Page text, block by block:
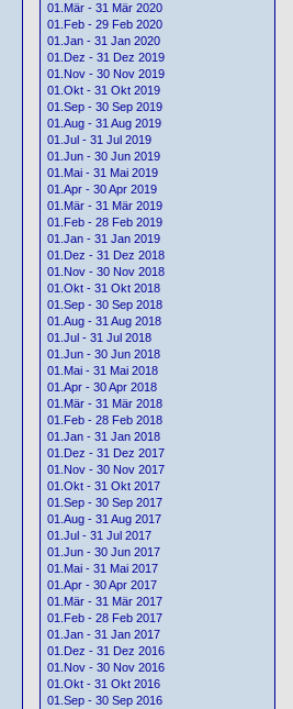
01.Mär - 31 Mär 2020
01.Feb - 29 Feb 2020
01.Jan - 31 Jan 2020
01.Dez - 31 Dez 2019
01.Nov - 30 Nov 2019
01.Okt - 31 Okt 2019
01.Sep - 30 Sep 2019
01.Aug - 31 Aug 2019
01.Jul - 31 Jul 2019
01.Jun - 30 Jun 2019
01.Mai - 31 Mai 2019
01.Apr - 30 Apr 2019
01.Mär - 31 Mär 2019
01.Feb - 28 Feb 2019
01.Jan - 31 Jan 2019
01.Dez - 31 Dez 2018
01.Nov - 30 Nov 2018
01.Okt - 31 Okt 2018
01.Sep - 30 Sep 2018
01.Aug - 31 Aug 2018
01.Jul - 31 Jul 2018
01.Jun - 30 Jun 2018
01.Mai - 31 Mai 2018
01.Apr - 30 Apr 2018
01.Mär - 31 Mär 2018
01.Feb - 28 Feb 2018
01.Jan - 31 Jan 2018
01.Dez - 31 Dez 2017
01.Nov - 30 Nov 2017
01.Okt - 31 Okt 2017
01.Sep - 30 Sep 2017
01.Aug - 31 Aug 2017
01.Jul - 31 Jul 2017
01.Jun - 30 Jun 2017
01.Mai - 31 Mai 2017
01.Apr - 30 Apr 2017
01.Mär - 31 Mär 2017
01.Feb - 28 Feb 2017
01.Jan - 31 Jan 2017
01.Dez - 31 Dez 2016
01.Nov - 30 Nov 2016
01.Okt - 31 Okt 2016
01.Sep - 30 Sep 2016